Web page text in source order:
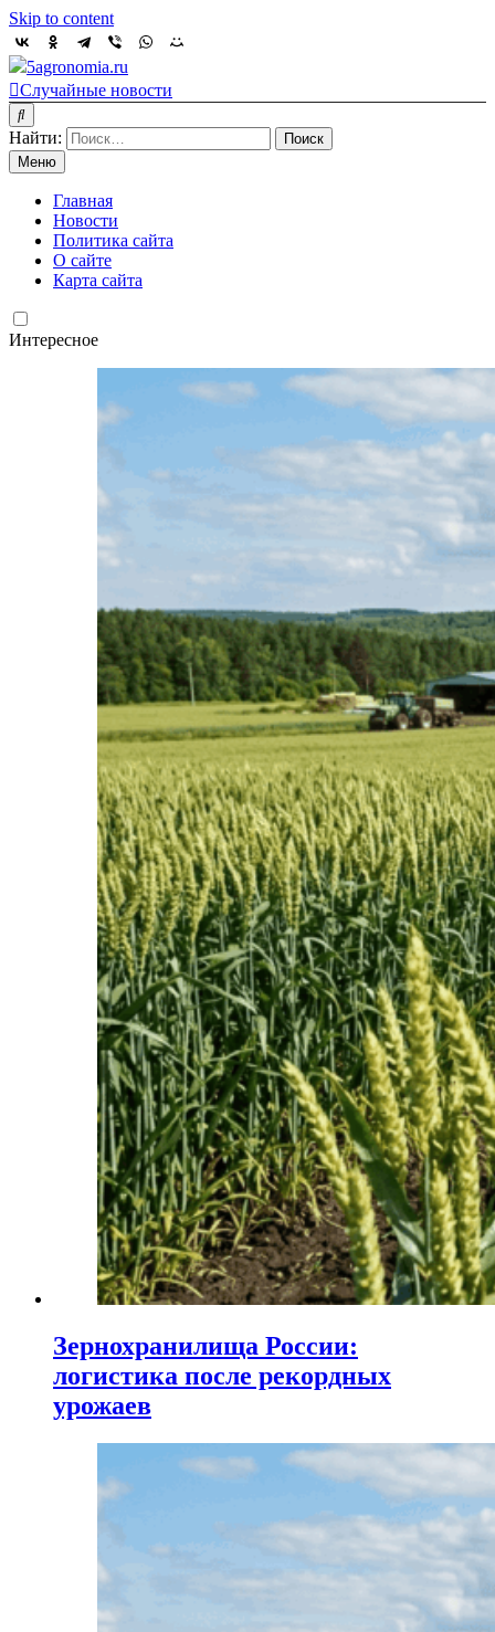
Skip to content
5agronomia.ru
Случайные новости
Найти:
Меню
Главная
Новости
Политика сайта
О сайте
Карта сайта
Интересное
Зернохранилища России:
логистика после рекордных
урожаев